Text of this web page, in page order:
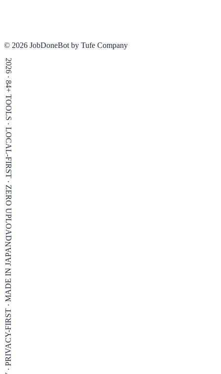
© 2026 JobDoneBot by Tufe Company
2026 · 84+ TOOLS · LOCAL-FIRST · ZERO UPLOAD